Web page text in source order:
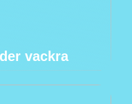
vackra